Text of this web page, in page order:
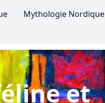
Mythologie Nordique
et